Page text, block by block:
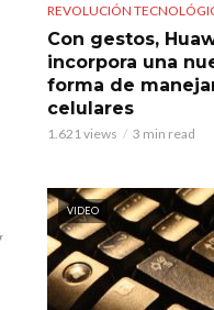
REVOLUCIÓN
Con gestos,
incorpora una
forma de
celulares
1.621 views 3 min read
VIDEO